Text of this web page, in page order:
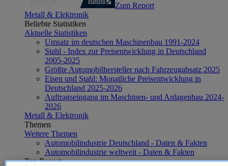
Zum Report
Metall & Elektronik
Beliebte Statistiken
Aktuelle Statistiken
Umsatz im deutschen Maschinenbau 1991-2024
Stahl - Index zur Preisentwicklung in Deutschland
2005-2025
Größte Automobilhersteller nach Fahrzeugabsatz 2025
Eisen und Stahl: Monatliche Preisentwicklung in
Deutschland 2025-2026
Auftragseingang im Maschinen- und Anlagenbau 2024-
2026
Metall & Elektronik
Themen
Weitere Themen
Automobilindustrie Deutschland - Daten & Fakten
Automobilindustrie weltweit - Daten & Fakten
Top Report